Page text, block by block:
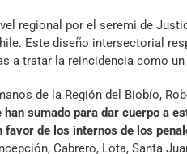
regional por el seremi de
Este diseño intersectorial
a tratar la reincidencia como
de la Región del Biobío,
sumado para dar cuerpo a
de los internos de los
Cabrero, Lota, Santa